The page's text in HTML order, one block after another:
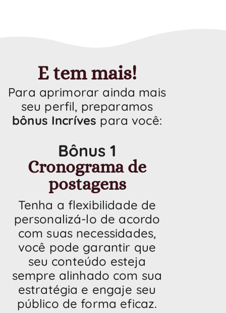
E tem mais!
Para aprimorar ainda mais
seu perfil, preparamos
bônus Incríves para você:
Bônus 1
Cronograma de
postagens
Tenha a flexibilidade de
personalizá-lo de acordo
com suas necessidades,
você pode garantir que
seu conteúdo esteja
sempre alinhado com sua
estratégia e engaje seu
público de forma eficaz.